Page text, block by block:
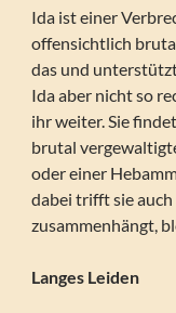
Ida ist einer
offensichtlich
das und
Ida aber nicht so
ihr weiter. Sie
brutal
oder einer
dabei trifft sie
zusammenhängt,
Langes Leiden